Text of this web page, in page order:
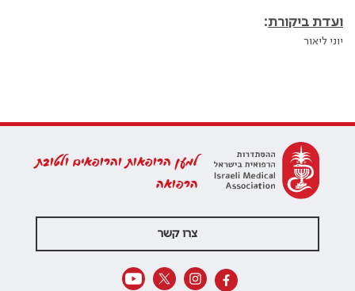
ועדת ביקורת:
יוני ליאור
למען הרופאות והרופאים ולטובת
הרפואה
צרו קשר